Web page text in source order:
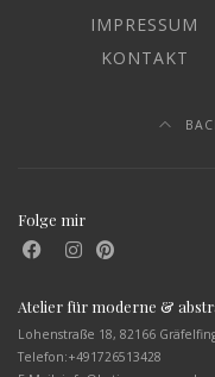
IMPRESSUM
KONTAKT
Folge mir
Atelier für moderne &
Lohenstraße 18, 82166
Telefon:+491726513428